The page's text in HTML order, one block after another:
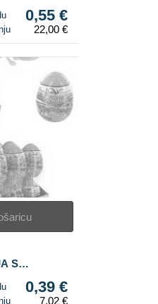
0,55 €
22,00 €
S
kom.)
0,39 €
7,02 €